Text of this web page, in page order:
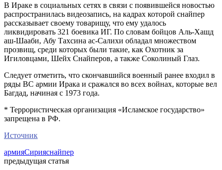
В Ираке в социальных сетях в связи с появившейся новостью
распространилась видеозапись, на кадрах которой снайпер
рассказывает своему товарищу, что ему удалось
ликвидировать 321 боевика ИГ. По словам бойцов Аль-Хашд
аш-Шааби, Абу Тахсина ас-Салихи обладал множеством
прозвищ, среди которых были такие, как Охотник за
Игиловцами, Шейх Снайперов, а также Соколиный Глаз.
Следует отметить, что скончавшийся военный ранее входил в
ряды ВС армии Ирака и сражался во всех войнах, которые вел
Багдад, начиная с 1973 года.
* Террористическая организация «Исламское государство»
запрещена в РФ.
Источник
армияСирияснайпер
предыдущая статья